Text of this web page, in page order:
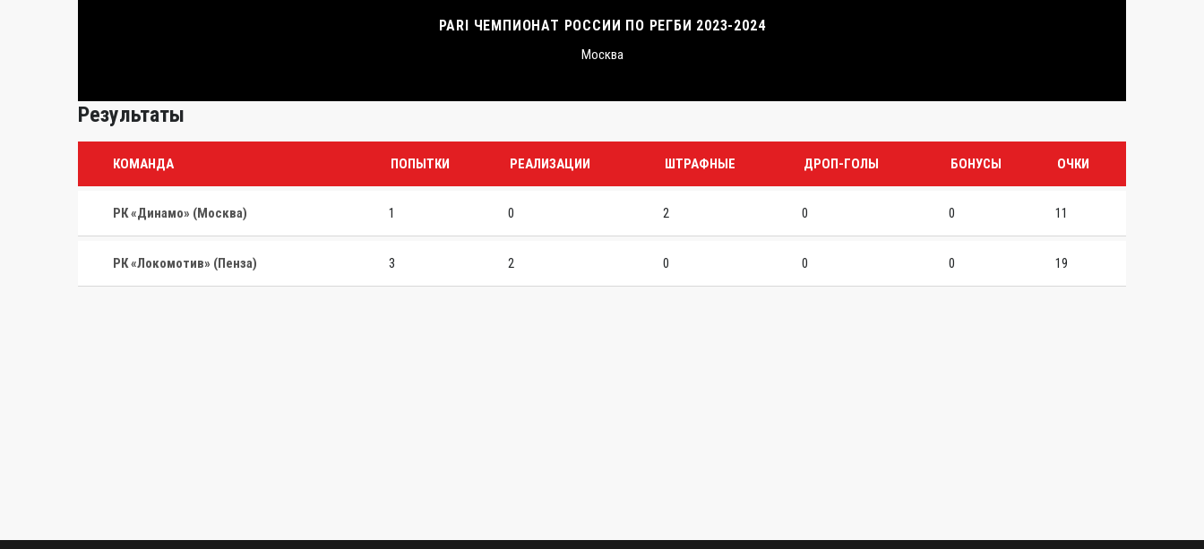
PARI ЧЕМПИОНАТ РОССИИ ПО РЕГБИ 2023-2024
Москва
Результаты
КОМАНДА ПОПЫТКИ РЕАЛИЗАЦИИ ШТРАФНЫЕ ДРОП-ГОЛЫ БОНУСЫ ОЧКИ
РК «Динамо» (Москва) 1 0 2 0 0 11
РК «Локомотив» (Пенза) 3 2 0 0 0 19